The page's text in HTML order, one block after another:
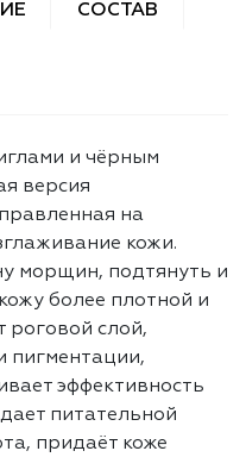
СОСТАВ
и чёрным
версия
на
кожи.
морщин, подтянуть и
более плотной и
роговой слой,
пигментации,
эффективность
питательной
придаёт коже